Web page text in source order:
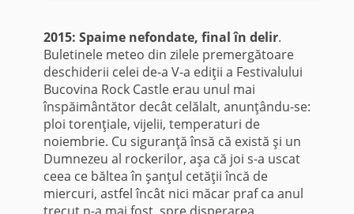
2015: Spaime nefondate, final în delir.
Buletinele meteo din zilele premergătoare
deschiderii celei de-a V-a ediţii a Festivalului
Bucovina Rock Castle erau unul mai
înspăimântător decât celălalt, anunţându-se:
ploi torenţiale, vijelii, temperaturi de
noiembrie. Cu siguranţă însă că există şi un
Dumnezeu al rockerilor, aşa că joi s-a uscat
ceea ce băltea în şanţul cetăţii încă de
miercuri, astfel încât nici măcar praf ca anul